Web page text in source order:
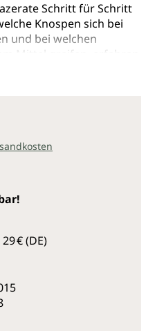
Schritt für Schritt
Knospen sich bei
und bei welchen
Mittel greifen, erfahren
zeigen deren
eingegangen. Als
als Therapieergänzung.
Ärztinnen und
mit Gemmotherapie.
€ (DE)